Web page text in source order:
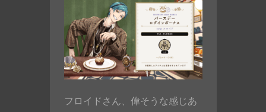
フロイドさん、偉そうな感じあ